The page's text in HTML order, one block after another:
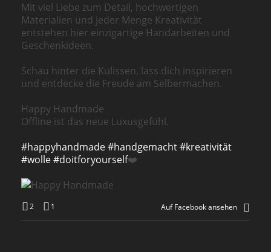
Mit viel Liebe zum Detail, hochwertigen
Materialien und jeder Menge Kreativität
entstehen hier einzigartige Handarbeiten und
Geschenkideen.
Schau hinter die Kulissen, lass dich inspirieren
und entdecke die Freude am Selbermachen.
Happy Handmade
Offline ist das neue Luxusgefühl.
#happyhandmade#handgemacht#kreativität
#wolle#doitforyourself❤️
2 1 Auf Facebook ansehen